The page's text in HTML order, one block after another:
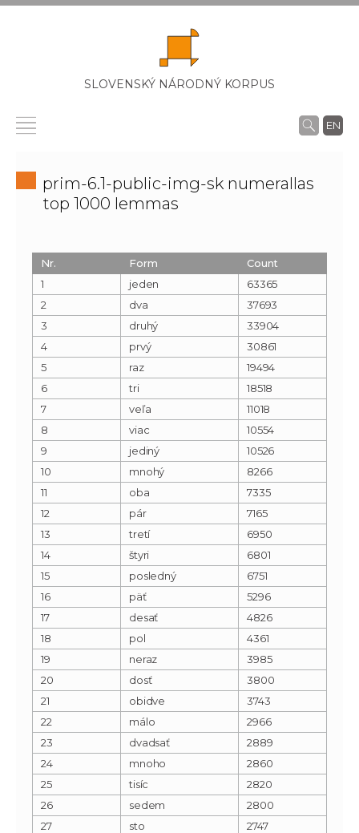
SLOVENSKÝ NÁRODNÝ KORPUS
EN
prim-6.1-public-img-sk numerallas
top 1000 lemmas
Nr. Form
Count
1
jeden
63365
2
dva
37693
3
druhý
33904
4
prvý
30861
5
raz
19494
6
tri
18518
7
veľa
11018
8
viac
10554
9
jediný
10526
10
mnohý
8266
11
oba
7335
12
pár
7165
13
tretí
6950
14
štyri
6801
15
posledný
6751
16
päť
5296
17
desať
4826
18
pol
4361
19
neraz
3985
20
dosť
3800
21
obidve
3743
22
málo
2966
23
dvadsať
2889
24
mnoho
2860
25
tisíc
2820
26
sedem
2800
27
sto
2747